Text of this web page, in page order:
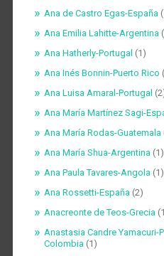
Ana de Castro Egas-España
Ana Emilia Lahitte-Argentina
Ana Hatherly-Portugal (1)
Ana Inés Bonnin-Puerto Rico
Ana Luisa Amaral-Portugal
Ana María Martínez Sagi-
Ana María Rodas-Guatemala
Ana María Shua-Argentina(1)
Ana Paula Tavares-Angola(1)
Ana Rossetti-España(2)
Anacreonte de Teos-Grecia
Anastasia Candre Yamacuri-
Colombia(1)